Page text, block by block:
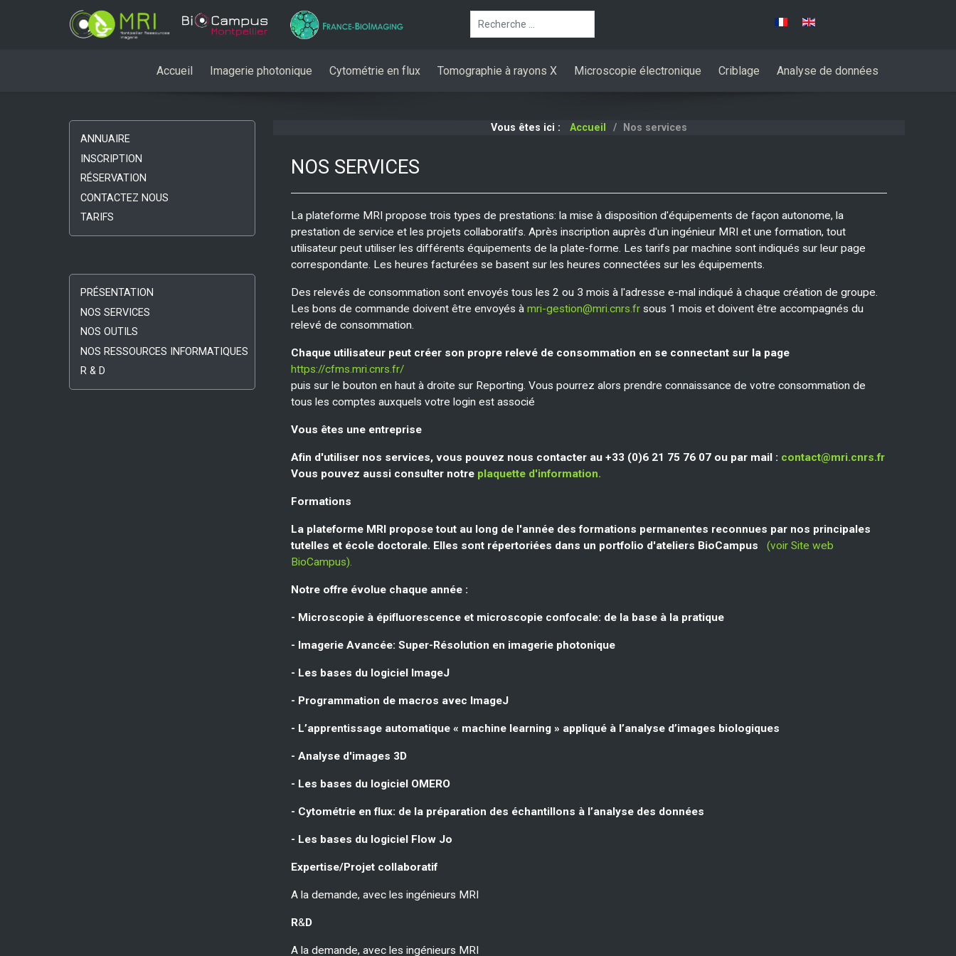
Sélectionnez votre langue
Accueil Imagerie photonique Cytométrie en flux Tomographie à rayons X Microscopie électronique Criblage Analyse de données
ANNUAIRE
INSCRIPTION
RÉSERVATION
CONTACTEZ NOUS
TARIFS
PRÉSENTATION
NOS SERVICES
NOS OUTILS
NOS RESSOURCES INFORMATIQUES
R & D
Vous êtes ici : Accueil Nos services
NOS SERVICES
La plateforme MRI propose trois types de prestations: la mise à disposition d'équipements de façon autonome, la
prestation de service et les projets collaboratifs. Après inscription auprès d'un ingénieur MRI et une formation, tout
utilisateur peut utiliser les différents équipements de la plate-forme. Les tarifs par machine sont indiqués sur leur page
correspondante. Les heures facturées se basent sur les heures connectées sur les équipements.
Des relevés de consommation sont envoyés tous les 2 ou 3 mois à l'adresse e-mal indiqué à chaque création de groupe.
Les bons de commande doivent être envoyés à mri-gestion@mri.cnrs.fr sous 1 mois et doivent être accompagnés du
relevé de consommation.
Chaque utilisateur peut créer son propre relevé de consommation en se connectant sur la page
https://cfms.mri.cnrs.fr/
puis sur le bouton en haut à droite sur Reporting. Vous pourrez alors prendre connaissance de votre consommation de
tous les comptes auxquels votre login est associé
Vous êtes une entreprise
Afin d'utiliser nos services, vous pouvez nous contacter au +33 (0)6 21 75 76 07 ou par mail : contact@mri.cnrs.fr
Vous pouvez aussi consulter notre plaquette d'information.
Formations
La plateforme MRI propose tout au long de l'année des formations permanentes reconnues par nos principales
tutelles et école doctorale. Elles sont répertoriées dans un portfolio d'ateliers BioCampus (voir Site web
BioCampus).
Notre offre évolue chaque année :
- Microscopie à épifluorescence et microscopie confocale: de la base à la pratique
- Imagerie Avancée: Super-Résolution en imagerie photonique
- Les bases du logiciel ImageJ
- Programmation de macros avec ImageJ
- L’apprentissage automatique « machine learning » appliqué à l’analyse d’images biologiques
- Analyse d'images 3D
- Les bases du logiciel OMERO
- Cytométrie en flux: de la préparation des échantillons à l’analyse des données
- Les bases du logiciel Flow Jo
Expertise/Projet collaboratif
A la demande, avec les ingénieurs MRI
R&D
A la demande, avec les ingénieurs MRI